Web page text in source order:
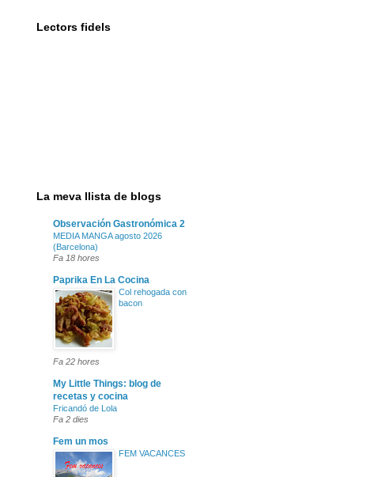
Lectors fidels
La meva llista de blogs
Observación Gastronómica 2
MEDIA MANGA agosto 2026
(Barcelona)
Fa 18 hores
Paprika En La Cocina
Col rehogada con
bacon
Fa 22 hores
My Little Things: blog de
recetas y cocina
Fricandó de Lola
Fa 2 dies
Fem un mos
FEM VACANCES